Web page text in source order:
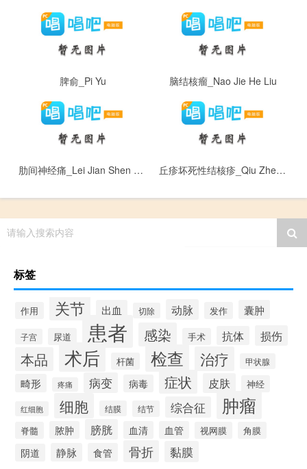
脾俞_Pi Yu 脑结核瘤_Nao Jie He Liu
肋间神经痛_Lei Jian Shen Jing Tong 丘疹坏死性结核疹_Qiu Zhen Huai Si Xing Jie He Zhen
请输入搜索内容
标签
作用 关节 出血 切除 动脉 发作 囊肿
子宫 尿道 患者 感染 手术 抗体 损伤
本品 术后 杆菌 检查 治疗 甲状腺
畸形 疼痛 病变 病毒 症状 皮肤 神经
红细胞 细胞 结膜 结节 综合征 肿瘤
脊髓 脓肿 膀胱 血清 血管 视网膜 角膜
阴道 静脉 食管 骨折 黏膜